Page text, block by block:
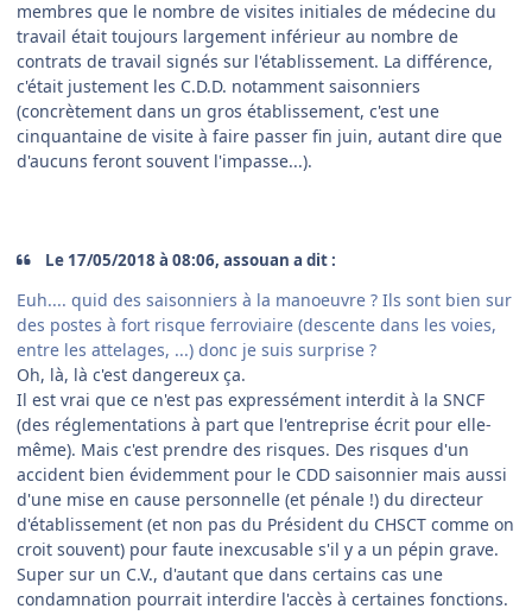
membres que le nombre de visites initiales de médecine du
travail était toujours largement inférieur au nombre de
contrats de travail signés sur l'établissement. La différence,
c'était justement les C.D.D. notamment saisonniers
(concrètement dans un gros établissement, c'est une
cinquantaine de visite à faire passer fin juin, autant dire que
d'aucuns feront souvent l'impasse...).
Le 17/05/2018 à 08:06, assouan a dit :
Euh.... quid des saisonniers à la manoeuvre ? Ils sont bien sur
des postes à fort risque ferroviaire (descente dans les voies,
entre les attelages, ...) donc je suis surprise ?
Oh, là, là c'est dangereux ça.
Il est vrai que ce n'est pas expressément interdit à la SNCF
(des réglementations à part que l'entreprise écrit pour elle-
même). Mais c'est prendre des risques. Des risques d'un
accident bien évidemment pour le CDD saisonnier mais aussi
d'une mise en cause personnelle (et pénale !) du directeur
d'établissement (et non pas du Président du CHSCT comme on
croit souvent) pour faute inexcusable s'il y a un pépin grave.
Super sur un C.V., d'autant que dans certains cas une
condamnation pourrait interdire l'accès à certaines fonctions.